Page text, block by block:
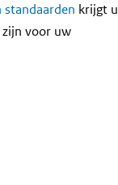
standaarden krijgt u
zijn voor uw